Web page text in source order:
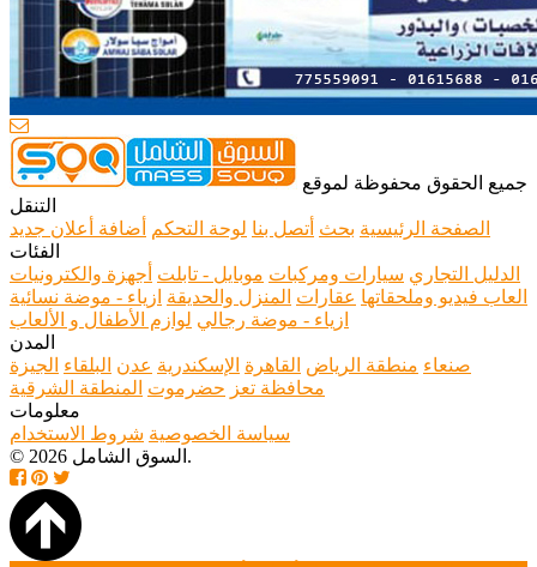
جميع الحقوق محفوظة لموقع
التنقل
الصفحة الرئيسية بحث أتصل بنا لوحة التحكم
أضافة أعلان جديد
الفئات
الدليل التجاري سيارات ومركبات موبايل - تابلت أجهزة والكترونيات
العاب فيديو وملحقاتها عقارات المنزل والحديقة ازياء - موضة نسائية
ازياء - موضة رجالي لوازم الأطفال و الألعاب
المدن
صنعاء منطقة الرياض القاهرة الإسكندرية عدن البلقاء الجيزة
محافظة تعز حضرموت المنطقة الشرقية
معلومات
سياسة الخصوصية شروط الاستخدام
© 2026 السوق الشامل.